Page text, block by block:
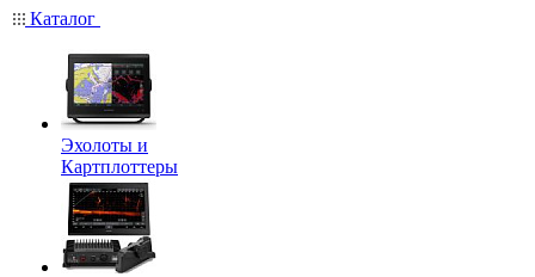
Каталог
Эхолоты и
Картплоттеры